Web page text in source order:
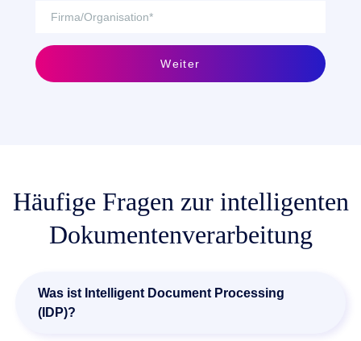
Weiter
Häufige Fragen zur intelligenten
Dokumentenverarbeitung
Was ist Intelligent Document Processing
(IDP)?